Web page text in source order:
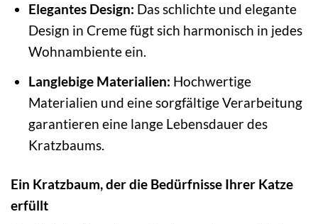
Elegantes Design: Das schlichte und elegante
Design in Creme fügt sich harmonisch in jedes
Wohnambiente ein.
Langlebige Materialien: Hochwertige
Materialien und eine sorgfältige Verarbeitung
garantieren eine lange Lebensdauer des
Kratzbaums.
Ein Kratzbaum, der die Bedürfnisse Ihrer Katze
erfüllt